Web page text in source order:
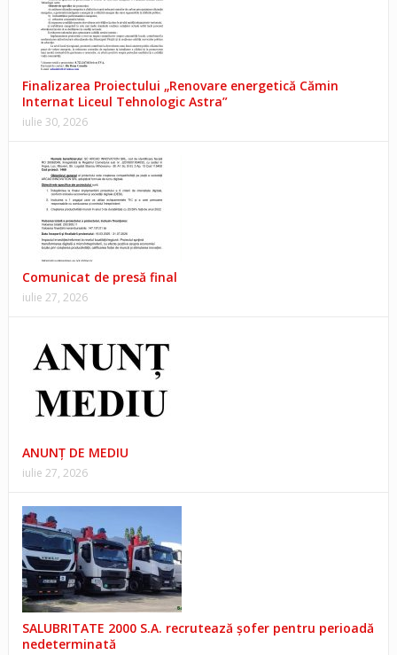
Finalizarea Proiectului „Renovare energetică Cămin
Internat Liceul Tehnologic Astra”
iulie 30, 2026
Comunicat de presă final
iulie 27, 2026
ANUNŢ DE MEDIU
iulie 27, 2026
SALUBRITATE 2000 S.A. recrutează șofer pentru perioadă
nedeterminată